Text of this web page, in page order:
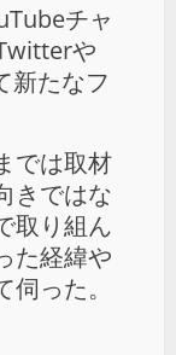
チャ
や
新たなフ
では取材
きではな
取り組ん
た経緯や
った。